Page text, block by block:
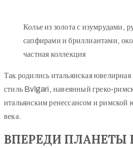
Колье из золота с изумрудами,
сапфирами и бриллиантами,
частная коллекция
Так родились итальянская
стиль Bvlgari, навеянный греко-
итальянским ренессансом и
века.
ВПЕРЕДИ ПЛАНЕТЫ